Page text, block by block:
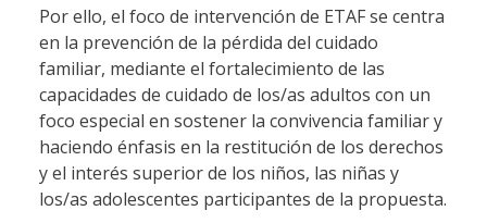
Por ello, el foco de intervención de ETAF se centra
en la prevención de la pérdida del cuidado
familiar, mediante el fortalecimiento de las
capacidades de cuidado de los/as adultos con un
foco especial en sostener la convivencia familiar y
haciendo énfasis en la restitución de los derechos
y el interés superior de los niños, las niñas y
los/as adolescentes participantes de la propuesta.